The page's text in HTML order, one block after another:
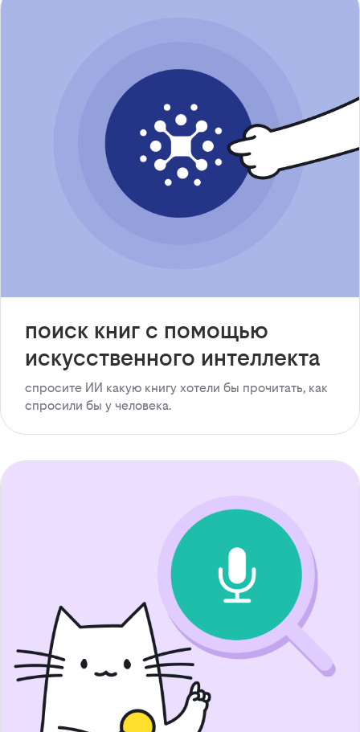
поиск книг с помощью
искусственного интеллекта
спросите ИИ какую книгу хотели бы прочитать, как
спросили бы у человека.